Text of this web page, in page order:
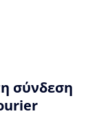
σύνδεση